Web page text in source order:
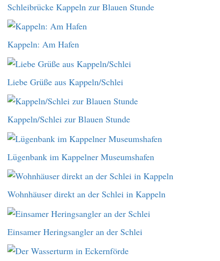
Schleibrücke Kappeln zur Blauen Stunde
Kappeln: Am Hafen
Liebe Grüße aus Kappeln/Schlei
Kappeln/Schlei zur Blauen Stunde
Lügenbank im Kappelner Museumshafen
Wohnhäuser direkt an der Schlei in Kappeln
Einsamer Heringsangler an der Schlei